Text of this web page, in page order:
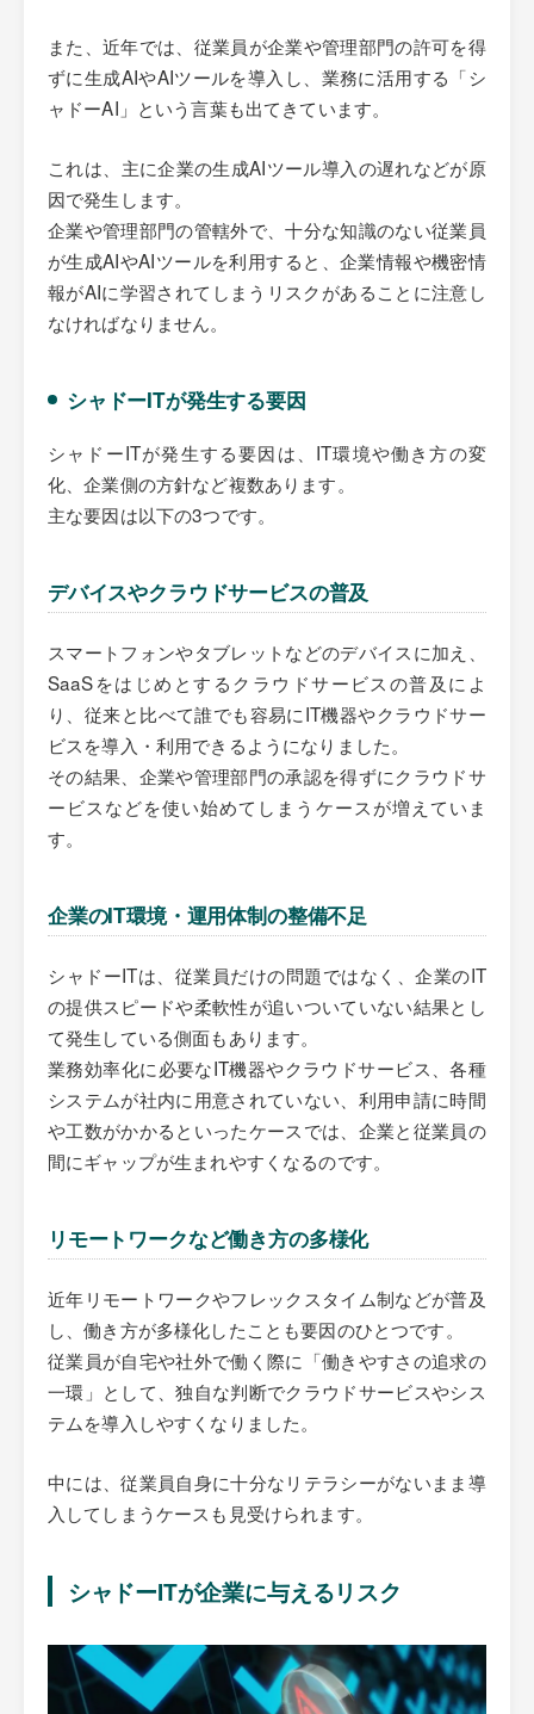
また、近年では、従業員が企業や管理部門の許可を得
ずに生成AIやAIツールを導入し、業務に活用する「シ
ャドーAI」という言葉も出てきています。
これは、主に企業の生成AIツール導入の遅れなどが原
因で発生します。
企業や管理部門の管轄外で、十分な知識のない従業員
が生成AIやAIツールを利用すると、企業情報や機密情
報がAIに学習されてしまうリスクがあることに注意し
なければなりません。
シャドーITが発生する要因
シャドーITが発生する要因は、IT環境や働き方の変
化、企業側の方針など複数あります。
主な要因は以下の3つです。
デバイスやクラウドサービスの普及
スマートフォンやタブレットなどのデバイスに加え、
SaaSをはじめとするクラウドサービスの普及によ
り、従来と比べて誰でも容易にIT機器やクラウドサー
ビスを導入・利用できるようになりました。
その結果、企業や管理部門の承認を得ずにクラウドサ
ービスなどを使い始めてしまうケースが増えていま
す。
企業のIT環境・運用体制の整備不足
シャドーITは、従業員だけの問題ではなく、企業のIT
の提供スピードや柔軟性が追いついていない結果とし
て発生している側面もあります。
業務効率化に必要なIT機器やクラウドサービス、各種
システムが社内に用意されていない、利用申請に時間
や工数がかかるといったケースでは、企業と従業員の
間にギャップが生まれやすくなるのです。
リモートワークなど働き方の多様化
近年リモートワークやフレックスタイム制などが普及
し、働き方が多様化したことも要因のひとつです。
従業員が自宅や社外で働く際に「働きやすさの追求の
一環」として、独自な判断でクラウドサービスやシス
テムを導入しやすくなりました。
中には、従業員自身に十分なリテラシーがないまま導
入してしまうケースも見受けられます。
シャドーITが企業に与えるリスク